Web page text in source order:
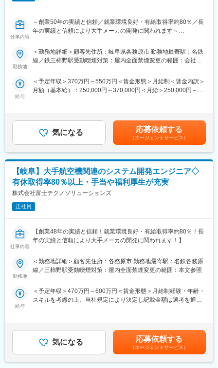
【管理担当者制度】
エンジニアごとに担当が付き、現場フォローやキャリア相談を実
施。
【月次面談】
■スキルアップ支援
「講義×実践×自己学習」のサイクルで成長
・OJT研修／人間力研修（論理的思考など）
達成度に応じて昇給・賞与に反映されます。
リーダーや営業も伴走するため、目標達成しやすい環境です。
■資格取得支援（100種類以上対象）
・受験料／テキスト費全額負担（サブスク含む）
・Eラーニングアカウント付与
・資格取得後は手当または祝い金を支給
変更の範囲：会社の定める業務
・AUTOSAR
・Java
・AWS
・Javascript
・Python
・ラダー言語
■業務の魅力
将来性とやりがいを感じられる仕事に携わることができます。
5年程度の長期案件が多く社員指導・技術研修等マネジメント経験
も積む事が可能です。
■手厚いフォロー体制
当社では一人ひとりに専属の管理担当がつき、キャリア形成を支
援します。
【管理担当者制度】
エンジニアごとに担当が付き、現場フォローやキャリア相談を実
施。
気軽に相談できる環境が整っています。
【研修制度】
「講義×実践×自己学習」のサイクルで成長
■独自の評価制度（目標管理制度）
半年ごとに個人目標を設定し、毎月面談で進捗をフォロー
■資格取得支援（100種類以上対象）
・受験料／テキスト費全額負担（サブスク含む）
・Eラーニングアカウント付与
・資格取得後は手当または祝い金を支給
仕事内容
～創業50年の実績と信頼／就業環境良好・有給取得率約80％／長
年の実績と信頼により大手メーカの開発に関われます～
■仕事内容：
搭載システムの制御等に使用される計算機のソフトウェア（組み
す。
飛行経路設計業務における複雑な計算の多くを自動的に処理する
■工程：
仕様調整、設計、コーディング、デバッグ、機能確認、納品及び
アフターフォローの実施
■使用言語：
・CまたはC++
■職場環境：
・約20名のエンジニアが、複数のチーム体制で業務を進めている
本を学び、テスト業務から徐々に業務に慣れていただきます。将
来的には、顧客との折衝や要件定義といった上流工程にもチャレ
・2、30代の若手社員も活躍中！今後さらにチームの拡大を予定
しているため、新たな仲間と共に成長していけるチャンスがあり
■スキル向上のためのバックアップについて：
・スキルアップ支援制度多数／資格取得報奨金、資格取得受験料
回の動画研修、階層研修
■働き方の魅力：
・エンジニアの年齢は20代～60代までと幅広く、また女性比率は
30％程度となっており、性別や年齢に関係なくエンジニアとして
勤務地
＜勤務地詳細＞顧客先住所：岐阜県各務原市 勤務地最寄駅：名鉄
線／鉄三柿野駅受動喫煙対策：屋内全面禁煙変更の範囲：会社の
給与
＜予定年収＞370万円～550万円＜賃金形態＞月給制＜賃金内訳＞
月額（基本給）：250,000円～370,000円＜月給＞250,000円～
度あり賃金はあくまでも目安の金額であり、選考を通じて上下す
る可能性があります。月給(月額)は固定手当を含めた表記です。
気になる 応募依頼する
（エージェントサービス）
【岐阜】大手航空機関連のシステム開発エンジニア◇
有休取得率80％以上・手当や福利厚生が充実
株式会社富士テクノソリューションズ
正社員
仕事内容
【創業48年の実績と信頼！就業環境良好・有給取得率約80％！長
年の実績と信頼により大手メーカの開発に関われます！】
■業務内容：
◇航空機、船舶に搭載するシステム開発
・航空機に搭載するソフトウェアのシミュレーター開発、AIを用
いた研究、分析、システム構成の提案、顧客要望を設計書に記載
ロジェクトに携わることが出来ます。
※最初はテストからスタートしていただき、その後、先輩PM、PL
指導の
勤務地
＜勤務地詳細＞顧客先住所：各務原市 勤務地最寄駅：名鉄各務原
線／三柿野駅受動喫煙対策：屋内全面禁煙変更の範囲：本文参照
給与
＜予定年収＞470万円～600万円＜賃金形態＞月給制経験・年齢・
スキルを考慮の上、当社規定により決定し記載金額は選考を通じ
（前年度実績2.5か月分）■通勤手当、残業手当、単身赴任手当、
住宅補助金制度、退職金制度あり賃金はあくまでも目安の金額で
あり、選考を通じて上下する可能性があります。月給(月額)は固定
手当を含めた表記です。
気になる 応募依頼する
（エージェントサービス）